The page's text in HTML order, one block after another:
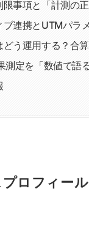
限事項と「計測の
ブ連携とUTMパラ
どう運用する？合
測定を「数値で語
ロフィー